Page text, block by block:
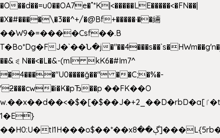
�O��d��=u0��OA7e�˚*K|<�����LE�����<�FN��|
�X�#����\�3��^+/�@Bf+�����·��緉
��W9�=����Csf��.B
T�Bo*Dg�FJ�`��Ն�j�"��4���s��`s�HWm��g'n�ږ�Ht�!
��&⪗N��<�L�&-(ml kK6�#Im7^
�4����"U0����ğ��" ��C;�%�-
'ƻ���cw�i�K�pЂ��p ��FK��O
w.��x��d��<�$�[�$��J�+2_��D�rbD�a[ٵ�t9?
1�E͆}
��H0:U�tI1H���o$��*��xڳ��8]���L{5rb�����b